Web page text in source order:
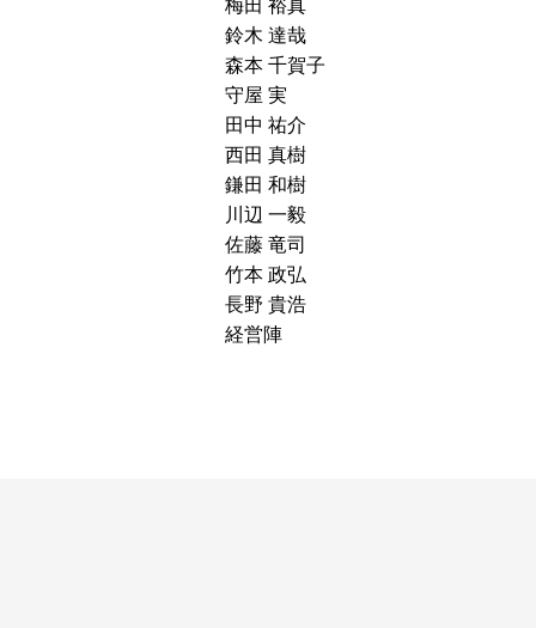
梅田 裕真
鈴木 達哉
森本 千賀子
守屋 実
田中 祐介
西田 真樹
鎌田 和樹
川辺 一毅
佐藤 竜司
竹本 政弘
長野 貴浩
経営陣